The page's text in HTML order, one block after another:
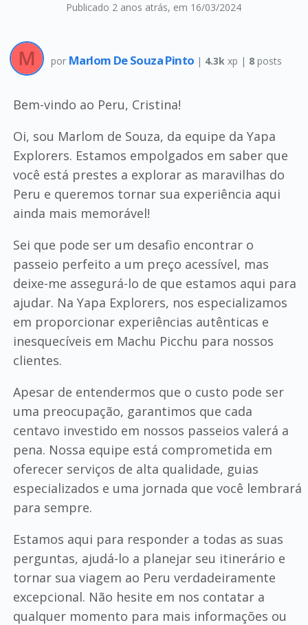
Publicado 2 anos atrás, em 16/03/2024
por Marlom De Souza Pinto | 4.3k xp | 8posts
Bem-vindo ao Peru, Cristina!
Oi, sou Marlom de Souza, da equipe da Yapa
Explorers. Estamos empolgados em saber que
você está prestes a explorar as maravilhas do
Peru e queremos tornar sua experiência aqui
ainda mais memorável!
Sei que pode ser um desafio encontrar o
passeio perfeito a um preço acessível, mas
deixe-me assegurá-lo de que estamos aqui para
ajudar. Na Yapa Explorers, nos especializamos
em proporcionar experiências autênticas e
inesquecíveis em Machu Picchu para nossos
clientes.
Apesar de entendermos que o custo pode ser
uma preocupação, garantimos que cada
centavo investido em nossos passeios valerá a
pena. Nossa equipe está comprometida em
oferecer serviços de alta qualidade, guias
especializados e uma jornada que você lembrará
para sempre.
Estamos aqui para responder a todas as suas
perguntas, ajudá-lo a planejar seu itinerário e
tornar sua viagem ao Peru verdadeiramente
excepcional. Não hesite em nos contatar a
qualquer momento para mais informações ou